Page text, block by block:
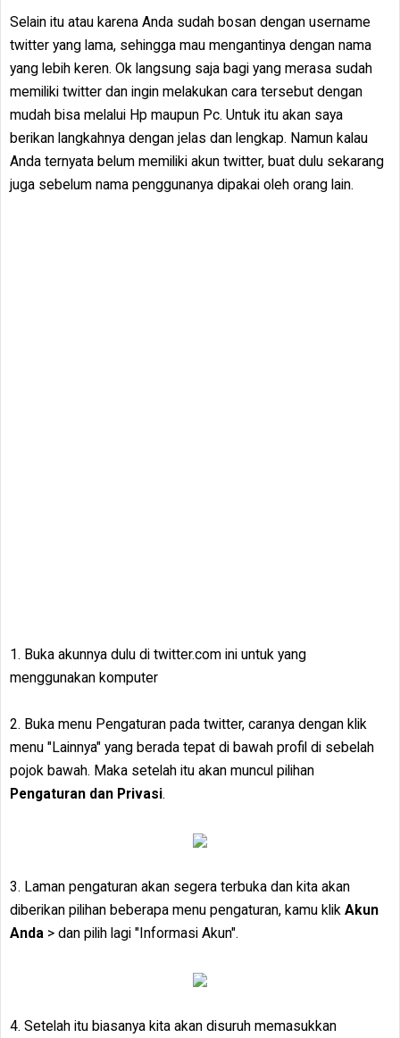
Selain itu atau karena Anda sudah bosan dengan username
twitter yang lama, sehingga mau mengantinya dengan nama
yang lebih keren. Ok langsung saja bagi yang merasa sudah
memiliki twitter dan ingin melakukan cara tersebut dengan
mudah bisa melalui Hp maupun Pc. Untuk itu akan saya
berikan langkahnya dengan jelas dan lengkap. Namun kalau
Anda ternyata belum memiliki akun twitter, buat dulu sekarang
juga sebelum nama penggunanya dipakai oleh orang lain.
1. Buka akunnya dulu di twitter.com ini untuk yang
menggunakan komputer
2. Buka menu Pengaturan pada twitter, caranya dengan klik
menu "Lainnya" yang berada tepat di bawah profil di sebelah
pojok bawah. Maka setelah itu akan muncul pilihan
Pengaturan dan Privasi.
3. Laman pengaturan akan segera terbuka dan kita akan
diberikan pilihan beberapa menu pengaturan, kamu klik Akun
Anda > dan pilih lagi "Informasi Akun".
4. Setelah itu biasanya kita akan disuruh memasukkan